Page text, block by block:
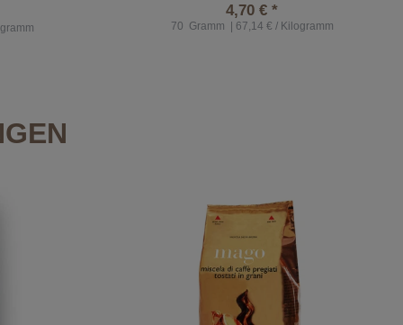
4,70 € *
70 Gramm | 67,14 € / Kilogramm